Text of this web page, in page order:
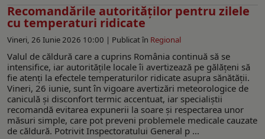
Recomandările autorităților pentru zilele
cu temperaturi ridicate
Vineri, 26 Iunie 2026 10:00 | Publicat în Regional
Valul de căldură care a cuprins România continuă să se
intensifice, iar autoritățile locale îi avertizează pe gălățeni să
fie atenți la efectele temperaturilor ridicate asupra sănătății.
Vineri, 26 iunie, sunt în vigoare avertizări meteorologice de
caniculă și disconfort termic accentuat, iar specialiștii
recomandă evitarea expunerii la soare și respectarea unor
măsuri simple, care pot preveni problemele medicale cauzate
de căldură. Potrivit Inspectoratului General p ...